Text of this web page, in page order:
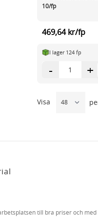
10/fp
469,64 kr/fp
I lager 124 fp
- +
Visa
till bra priser och med